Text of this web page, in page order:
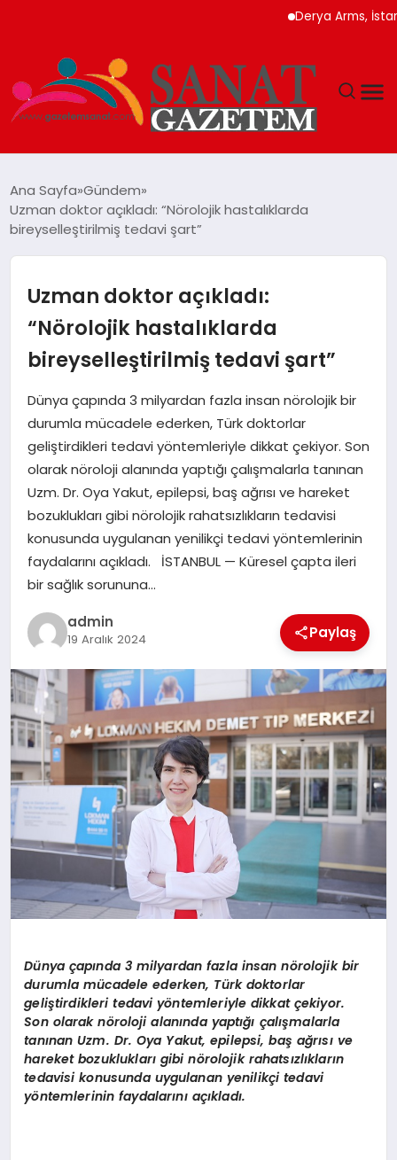
Derya Arms, İstanbul
TEKNOLOJI
YAŞAM
EKONOMI
SAĞLIK
DÜNYA
EĞITIM
Ana Sayfa Gündem
Uzman doktor açıkladı: “Nörolojik hastalıklarda
bireyselleştirilmiş tedavi şart”
Uzman doktor açıkladı:
“Nörolojik hastalıklarda
bireyselleştirilmiş tedavi şart”
Dünya çapında 3 milyardan fazla insan nörolojik bir
durumla mücadele ederken, Türk doktorlar
geliştirdikleri tedavi yöntemleriyle dikkat çekiyor. Son
olarak nöroloji alanında yaptığı çalışmalarla tanınan
Uzm. Dr. Oya Yakut, epilepsi, baş ağrısı ve hareket
bozuklukları gibi nörolojik rahatsızlıkların tedavisi
konusunda uygulanan yenilikçi tedavi yöntemlerinin
faydalarını açıkladı. İSTANBUL — Küresel çapta ileri
bir sağlık sorununa…
admin
19 Aralık 2024 Paylaş
Dünya çapında 3 milyardan fazla insan nörolojik bir
durumla mücadele ederken, Türk doktorlar
geliştirdikleri tedavi yöntemleriyle dikkat çekiyor.
Son olarak nöroloji alanında yaptığı çalışmalarla
tanınan Uzm. Dr. Oya Yakut, epilepsi, baş ağrısı ve
hareket bozuklukları gibi nörolojik rahatsızlıkların
tedavisi konusunda uygulanan yenilikçi tedavi
yöntemlerinin faydalarını açıkladı.